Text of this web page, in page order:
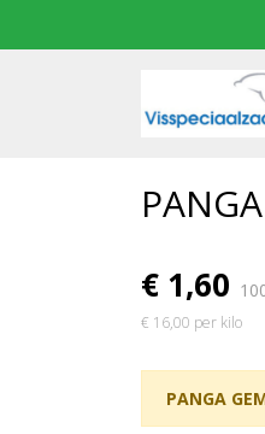
€ 1,60
€ 16,00 per kilo
PANGA